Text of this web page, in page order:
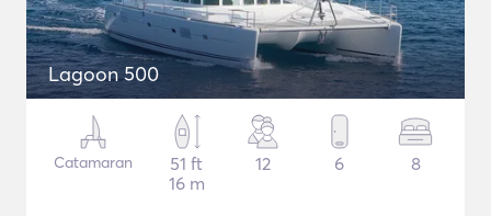
Lagoon 500
Catamaran
51 ft
16 m
12 6 8